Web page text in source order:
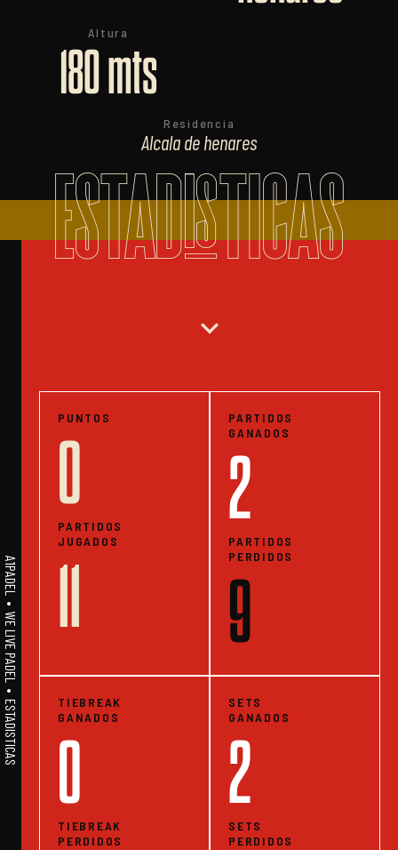
Altura
180 mts
Residencia
Alcala de henares
ESTADISTICAS
A1PADEL • WE LIVE PADEL • ESTADISTICAS
expand_more
PUNTOS
0
PARTIDOS
JUGADOS
11
PARTIDOS
GANADOS
2
PARTIDOS
PERDIDOS
9
TIEBREAK
GANADOS
0
TIEBREAK
PERDIDOS
SETS
GANADOS
2
SETS
PERDIDOS